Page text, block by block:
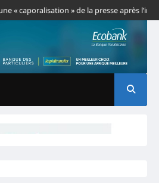
» de la presse après